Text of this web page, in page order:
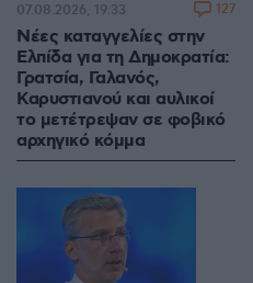
Νέες καταγγελίες στην
Ελπίδα για τη Δημοκρατία:
Γρατσία, Γαλανός,
Καρυστιανού και αυλικοί
το μετέτρεψαν σε φοβικό
αρχηγικό κόμμα
07.08.2026, 19:33 127